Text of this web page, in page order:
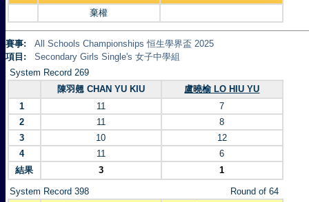
棄權
賽事:
All Schools Championships 恒生學界盃 2025
項目:
Secondary Girls Single's 女子中學組
System Record 269
陳羽翹 CHAN YU KIU
盧曉榆 LO HIU YU
1
11
7
2
11
8
3
10
12
4
11
6
結果
3 1
System Record 398
Round of 64